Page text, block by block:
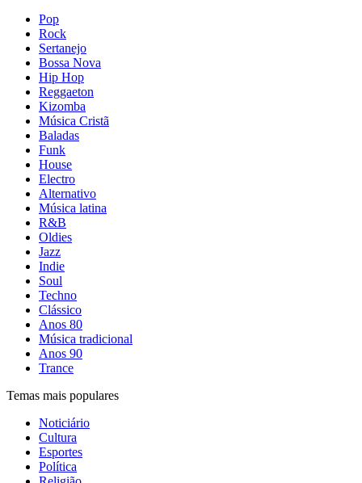
Pop
Rock
Sertanejo
Bossa Nova
Hip Hop
Reggaeton
Kizomba
Música Cristã
Baladas
Funk
House
Electro
Alternativo
Música latina
R&B
Oldies
Jazz
Indie
Soul
Techno
Clássico
Anos 80
Música tradicional
Anos 90
Trance
Temas mais populares
Noticiário
Cultura
Esportes
Política